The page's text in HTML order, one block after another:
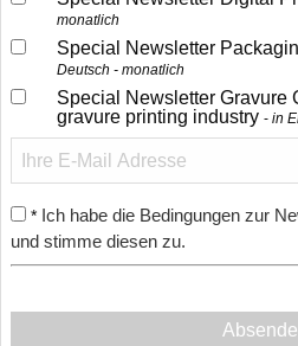
monatlich
Special Newsletter
Deutsch - monatlich
Special Newsletter Gravure
gravure printing industry
in
* Ich habe die Bedingungen zur
und stimme diesen zu.